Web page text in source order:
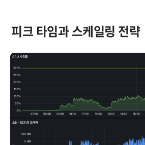
피크 타임과 스케일링 전략